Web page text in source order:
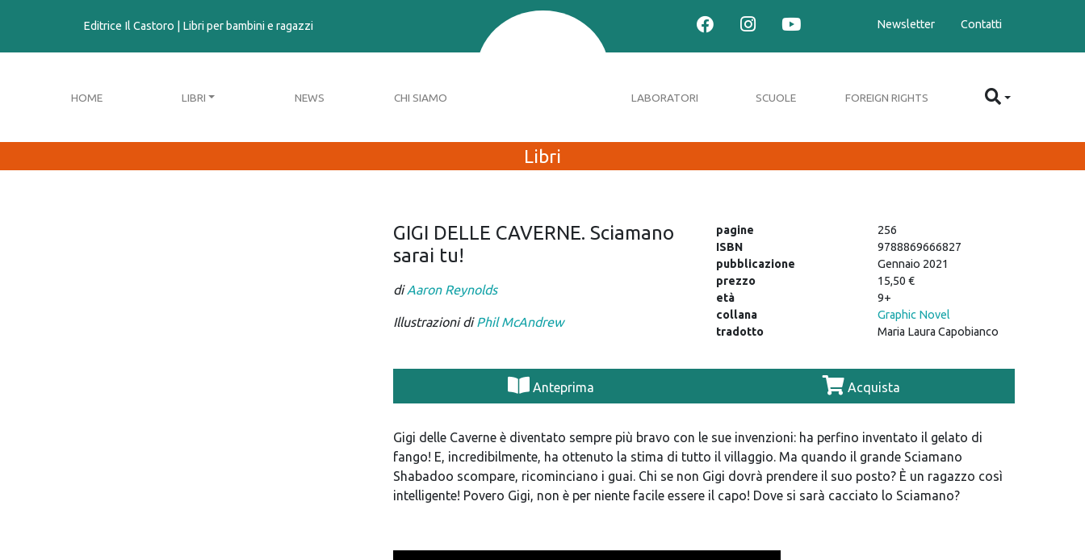
Editrice Il Castoro | Libri per bambini e ragazzi Newsletter Contatti
HOME LIBRI NEWS CHI SIAMO LABORATORI SCUOLE FOREIGN RIGHTS
Libri
GIGI DELLE CAVERNE. Sciamano
sarai tu!
diAaron Reynolds
Illustrazioni diPhil McAndrew
pagine
256
ISBN
9788869666827
pubblicazione
Gennaio 2021
prezzo
15,50 €
età
9+
collana
Graphic Novel
tradotto
Maria Laura Capobianco
Anteprima Acquista
Gigi delle Caverne è diventato sempre più bravo con le sue invenzioni: ha perfino inventato il gelato di
fango! E, incredibilmente, ha ottenuto la stima di tutto il villaggio. Ma quando il grande Sciamano
Shabadoo scompare, ricominciano i guai. Chi se non Gigi dovrà prendere il suo posto? È un ragazzo così
intelligente! Povero Gigi, non è per niente facile essere il capo! Dove si sarà cacciato lo Sciamano?